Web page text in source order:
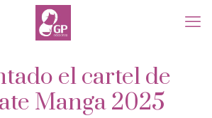
el cartel de
Manga 2025